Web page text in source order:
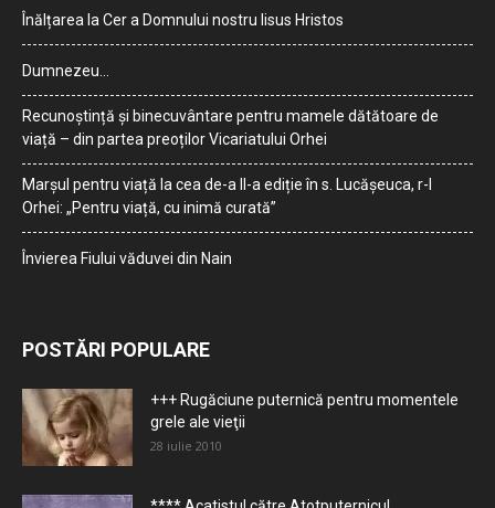
Înălțarea la Cer a Domnului nostru Iisus Hristos
Dumnezeu…
Recunoștință și binecuvântare pentru mamele dătătoare de
viață – din partea preoților Vicariatului Orhei
Marșul pentru viață la cea de-a II-a ediție în s. Lucășeuca, r-l
Orhei: „Pentru viață, cu inimă curată”
Învierea Fiului văduvei din Nain
POSTĂRI POPULARE
+++ Rugăciune puternică pentru momentele
grele ale vieţii
28 iulie 2010